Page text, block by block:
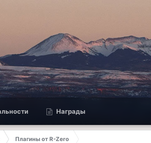
Награды
Плагины от R-Zero